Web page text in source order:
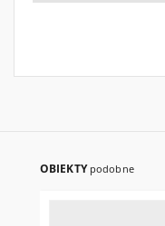
OBIEKTY podobne